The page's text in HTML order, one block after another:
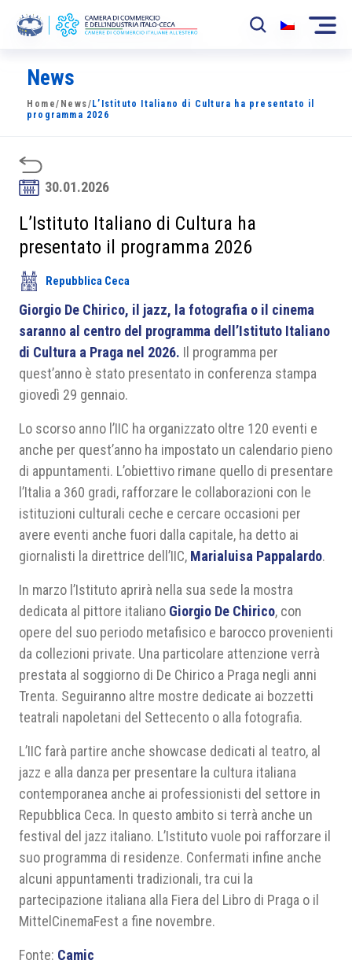
La Camera
News
Sviluppo Mercato
Soci
Partner
Progetti
Area riservata
News
Home/ News/ L’Istituto Italiano di Cultura ha presentato il
programma 2026
30.01.2026
L’Istituto Italiano di Cultura ha
presentato il programma 2026
Repubblica Ceca
Giorgio De Chirico, il jazz, la fotografia o il cinema
saranno al centro del programma dell’Istituto Italiano
di Cultura a Praga nel 2026. Il programma per
quest’anno è stato presentato in conferenza stampa
giovedì 29 gennaio.
Lo scorso anno l’IIC ha organizzato oltre 120 eventi e
anche per quest’anno ha impostato un calendario pieno
di appuntamenti. L’obiettivo rimane quello di presentare
l’Italia a 360 gradi, rafforzare le collaborazioni con le
istituzioni culturali ceche e cercare occasioni per
avere eventi anche fuori dalla capitale, ha detto ai
giornalisti la direttrice dell’IIC, Marialuisa Pappalardo.
In marzo l’Istituto aprirà nella sua sede la mostra
dedicata al pittore italiano Giorgio De Chirico, con
opere del suo periodo metafisico e barocco provenienti
da collezioni private. Una particolare attenzione verrà
prestata al soggiorno di De Chirico a Praga negli anni
Trenta. Seguiranno altre mostre dedicate ai bozzetti
teatrali napoletani del Settecento o alla fotografia.
L’IIC farà partire anche showcase dedicati al teatro, al
jazz e alla danza per presentare la cultura italiana
contemporanea anche ai professionisti del settore in
Repubblica Ceca. In questo ambito si terrà anche un
festival del jazz italiano. L’Istituto vuole poi rafforzare il
suo programma di residenze. Confermati infine anche
alcuni appuntamenti tradizionali, tra cui la
partecipazione italiana alla Fiera del Libro di Praga o il
MittelCinemaFest a fine novembre.
Fonte: Camic